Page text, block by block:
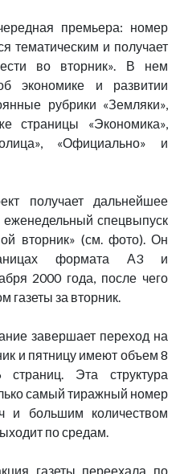
премьера: номер
тематическим и получает
во вторник». В нем
экономике и развитии
рубрики «Земляки»,
страницы «Экономика»,
«Официально» и
получает дальнейшее
спецвыпуск
вторник» (см. фото). Он
формата А3 и
2000 года, после чего
газеты за вторник.
завершает переход на
и пятницу имеют объем 8
Эта структура
самый тиражный номер
и большим количеством
по средам.
газеты переехала по